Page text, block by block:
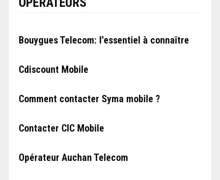
Bouygues Telecom: l’essentiel à connaître
Cdiscount Mobile
Comment contacter Syma mobile ?
Contacter CIC Mobile
Opérateur Auchan Telecom